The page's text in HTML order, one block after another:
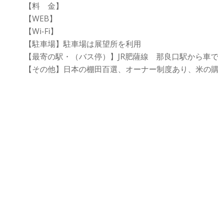
【料 金】
【WEB】
【Wi-Fi】
【駐車場】駐車場は展望所を利用
【最寄の駅・（バス停）】JR肥薩線 那良口駅から車
【その他】日本の棚田百選、オーナー制度あり、米の